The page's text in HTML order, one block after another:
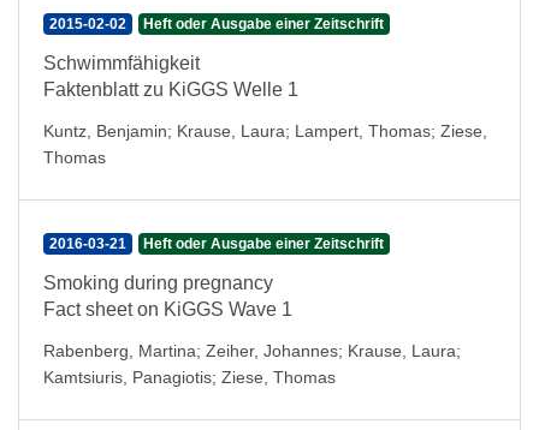
2015-02-02 Heft oder Ausgabe einer Zeitschrift
Schwimmfähigkeit
Faktenblatt zu KiGGS Welle 1
Kuntz, Benjamin; Krause, Laura; Lampert, Thomas; Ziese,
Thomas
2016-03-21 Heft oder Ausgabe einer Zeitschrift
Smoking during pregnancy
Fact sheet on KiGGS Wave 1
Rabenberg, Martina; Zeiher, Johannes; Krause, Laura;
Kamtsiuris, Panagiotis; Ziese, Thomas